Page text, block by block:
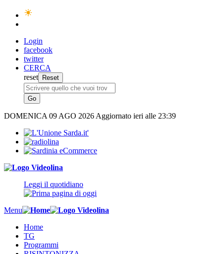
Login
facebook
twitter
CERCA
reset
DOMENICA 09 AGO 2026 Aggiornato ieri alle 23:39
Leggi il quotidiano
Menu
Home
TG
Programmi